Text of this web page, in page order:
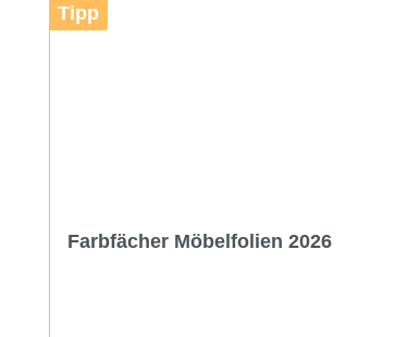
Tipp
Farbfächer Möbelfolien 2026